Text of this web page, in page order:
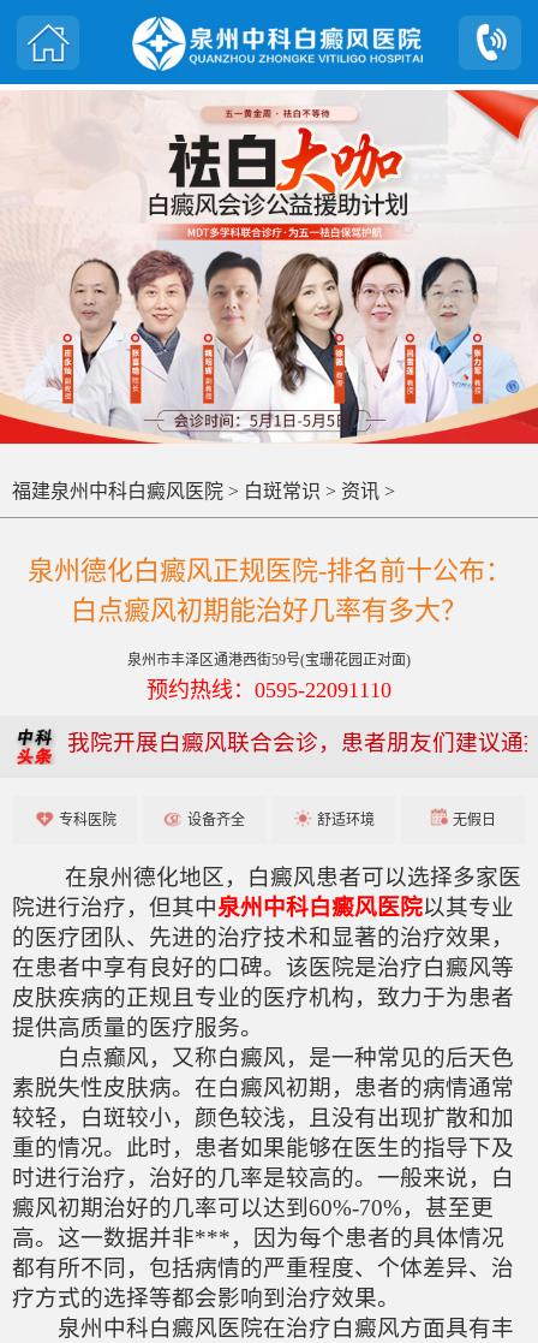
福建泉州中科白癜风医院 > 白斑常识 > 资讯 >
泉州德化白癜风正规医院-排名前十公布：
白点癜风初期能治好几率有多大？
泉州市丰泽区通港西街59号(宝珊花园正对面)
预约热线：0595-22091110
我院开展白癜风联合会诊，患者朋友们建议通
专科医院 设备齐全 舒适环境 无假日
在泉州德化地区，白癜风患者可以选择多家医
院进行治疗，但其中泉州中科白癜风医院以其专业
的医疗团队、先进的治疗技术和显著的治疗效果，
在患者中享有良好的口碑。该医院是治疗白癜风等
皮肤疾病的正规且专业的医疗机构，致力于为患者
提供高质量的医疗服务。
白点癫风，又称白癜风，是一种常见的后天色
素脱失性皮肤病。在白癜风初期，患者的病情通常
较轻，白斑较小，颜色较浅，且没有出现扩散和加
重的情况。此时，患者如果能够在医生的指导下及
时进行治疗，治好的几率是较高的。一般来说，白
癜风初期治好的几率可以达到60%-70%，甚至更
高。这一数据并非***，因为每个患者的具体情况
都有所不同，包括病情的严重程度、个体差异、治
疗方式的选择等都会影响到治疗效果。
泉州中科白癜风医院在治疗白癜风方面具有丰